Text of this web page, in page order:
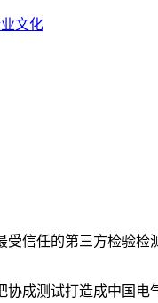
文化
受信任的第三方检验检
协成测试打造成中国电